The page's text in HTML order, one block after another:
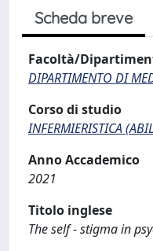
Scheda breve
Facoltà/
DIPARTIMENTO DI
Corso di studio
INFERMIERISTICA
Anno Accademico
2021
Titolo inglese
The self - stigma in